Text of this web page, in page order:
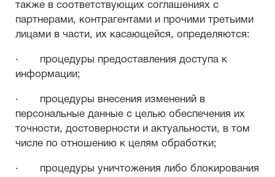
также в соответствующих соглашениях с
партнерами, контрагентами и прочими третьими
лицами в части, их касающейся, определяются:
· процедуры предоставления доступа к
информации;
· процедуры внесения изменений в
персональные данные с целью обеспечения их
точности, достоверности и актуальности, в том
числе по отношению к целям обработки;
· процедуры уничтожения либо блокирования